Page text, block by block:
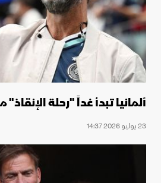
ألمانيا تبدأ غداً "رحلة
23 يوليو 2026 14:37